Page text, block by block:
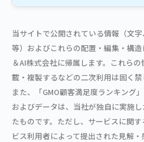
当サイトで公開されている情報（文
等）およびこれらの配置・編集・構
＆AI株式会社に帰属します。これら
載・複製するなどの二次利用は固く禁
また、「GMO顧客満足度ランキング
およびデータは、当社が独自に実施
たものです。ただし、サービスに関
ビス利用者によって提出された見解